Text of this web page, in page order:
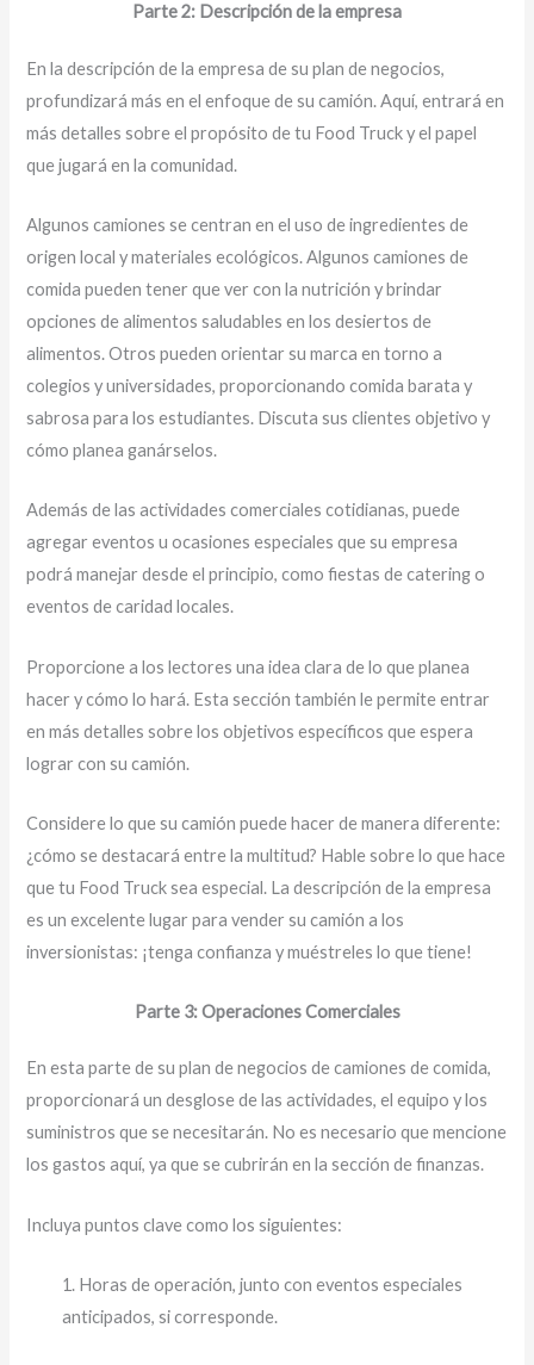
Parte 2: Descripción de la empresa
En la descripción de la empresa de su plan de negocios,
profundizará más en el enfoque de su camión. Aquí, entrará en
más detalles sobre el propósito de tu Food Truck y el papel
que jugará en la comunidad.
Algunos camiones se centran en el uso de ingredientes de
origen local y materiales ecológicos. Algunos camiones de
comida pueden tener que ver con la nutrición y brindar
opciones de alimentos saludables en los desiertos de
alimentos. Otros pueden orientar su marca en torno a
colegios y universidades, proporcionando comida barata y
sabrosa para los estudiantes. Discuta sus clientes objetivo y
cómo planea ganárselos.
Además de las actividades comerciales cotidianas, puede
agregar eventos u ocasiones especiales que su empresa
podrá manejar desde el principio, como fiestas de catering o
eventos de caridad locales.
Proporcione a los lectores una idea clara de lo que planea
hacer y cómo lo hará. Esta sección también le permite entrar
en más detalles sobre los objetivos específicos que espera
lograr con su camión.
Considere lo que su camión puede hacer de manera diferente:
¿cómo se destacará entre la multitud? Hable sobre lo que hace
que tu Food Truck sea especial. La descripción de la empresa
es un excelente lugar para vender su camión a los
inversionistas: ¡tenga confianza y muéstreles lo que tiene!
Parte 3: Operaciones Comerciales
En esta parte de su plan de negocios de camiones de comida,
proporcionará un desglose de las actividades, el equipo y los
suministros que se necesitarán. No es necesario que mencione
los gastos aquí, ya que se cubrirán en la sección de finanzas.
Incluya puntos clave como los siguientes:
1. Horas de operación, junto con eventos especiales
anticipados, si corresponde.